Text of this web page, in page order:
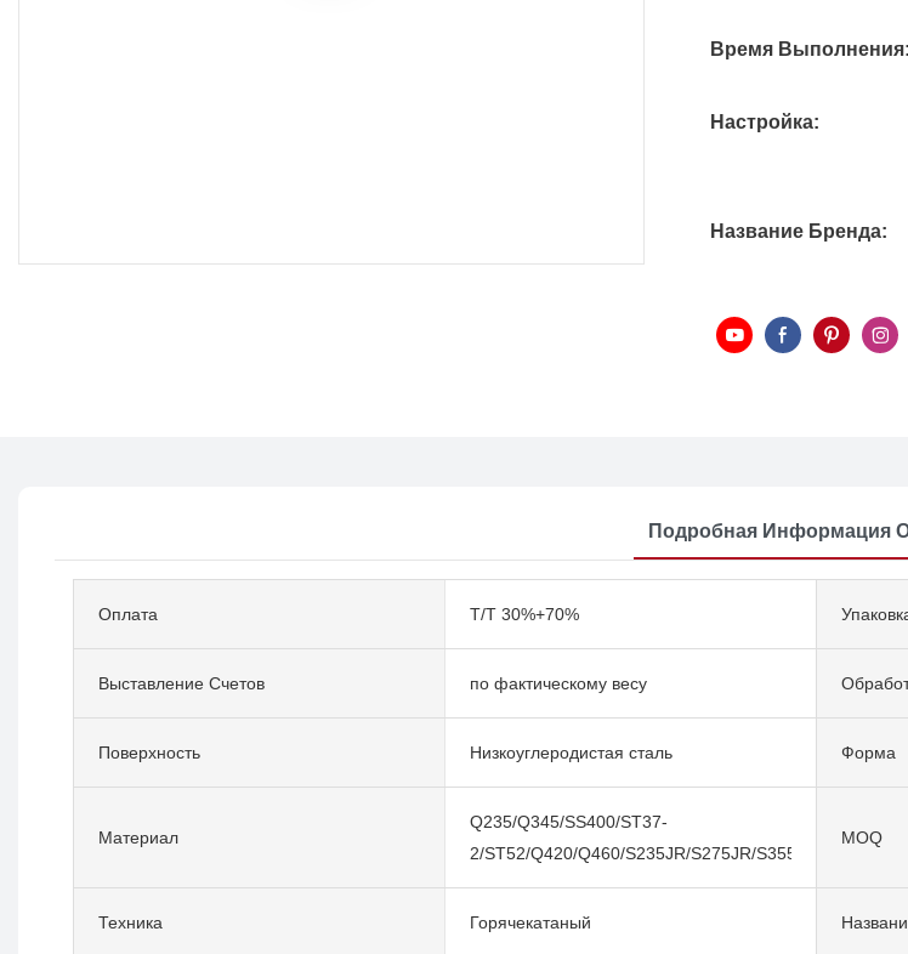
Время Выполнения:
Настройка:
Название Бренда:
Подробная Информация
Оплата T/T 30%+70%
Выставление Счетов по фактическому весу
Поверхность Низкоуглеродистая сталь Форма
Материал
Q235/Q345/SS400/ST37-
2/ST52/Q420/Q460/S235JR/S275JR/S355JR
MOQ
Техника Горячекатаный